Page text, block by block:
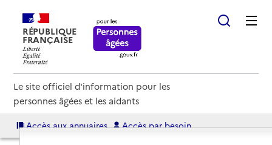
RÉPUBLIQUE
FRANÇAISE
Le site officiel d'information pour les
personnes âgées et les aidants
Accès aux annuaires Accès par besoin